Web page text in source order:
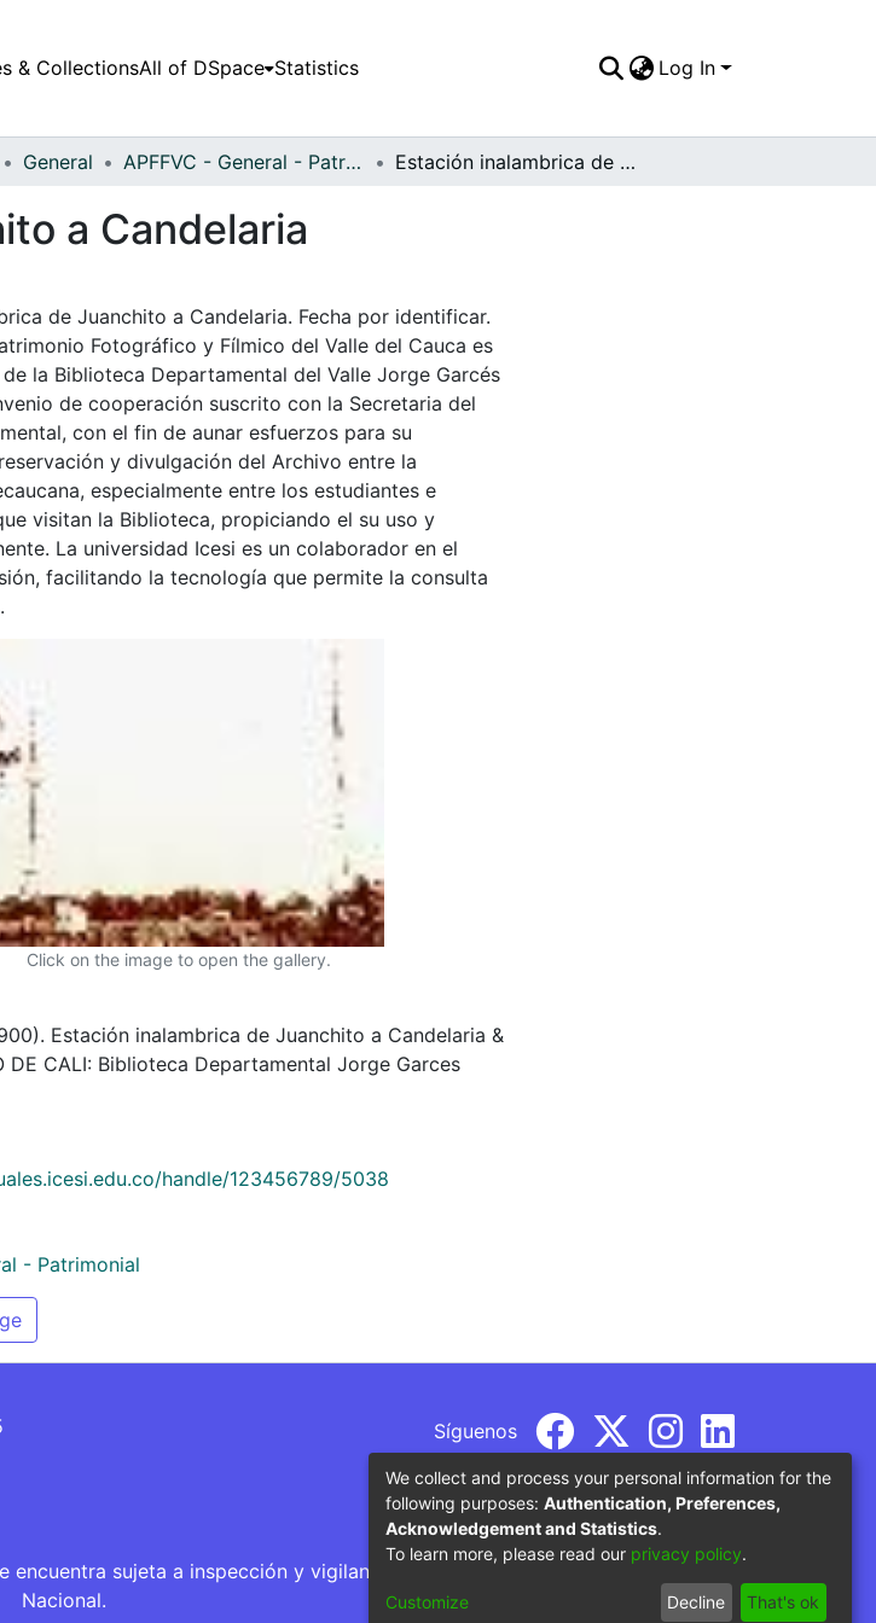
& CollectionsAll of DSpace Statistics Log In
General APFFVC - General - Patrimonial Estación inalambrica de Juanchito a Candelaria
a Candelaria
de Juanchito a Candelaria. Fecha por identificar.
Fotográfico y Fílmico del Valle del Cauca es
la Biblioteca Departamental del Valle Jorge Garcés
de cooperación suscrito con la Secretaria del
con el fin de aunar esfuerzos para su
y divulgación del Archivo entre la
especialmente entre los estudiantes e
visitan la Biblioteca, propiciando el su uso y
La universidad Icesi es un colaborador en el
facilitando la tecnología que permite la consulta
Click on the image to open the gallery.
Estación inalambrica de Juanchito a Candelaria &
DE CALI: Biblioteca Departamental Jorge Garces
handle/123456789/5038
- Patrimonial
Síguenos
sujeta a inspección y vigilancia por parte del Ministerio de Educación
Nacional.
We collect and process your personal information for the
following purposes: Authentication, Preferences,
Acknowledgement and Statistics.
To learn more, please read our privacy policy.
Customize Decline That's ok